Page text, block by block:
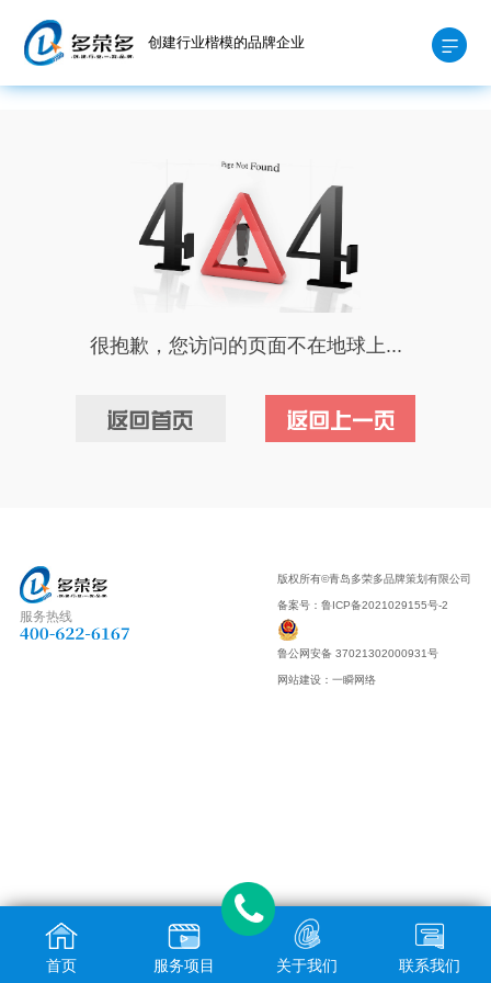
创建行业楷模的品牌企业
很抱歉，您访问的页面不在地球上...
服务热线
版权所有©青岛多荣多品牌策划有限公司
备案号：鲁ICP备2021029155号-2
鲁公网安备 37021302000931号
网站建设 ：一瞬网络
首页 服务项目 关于我们 联系我们